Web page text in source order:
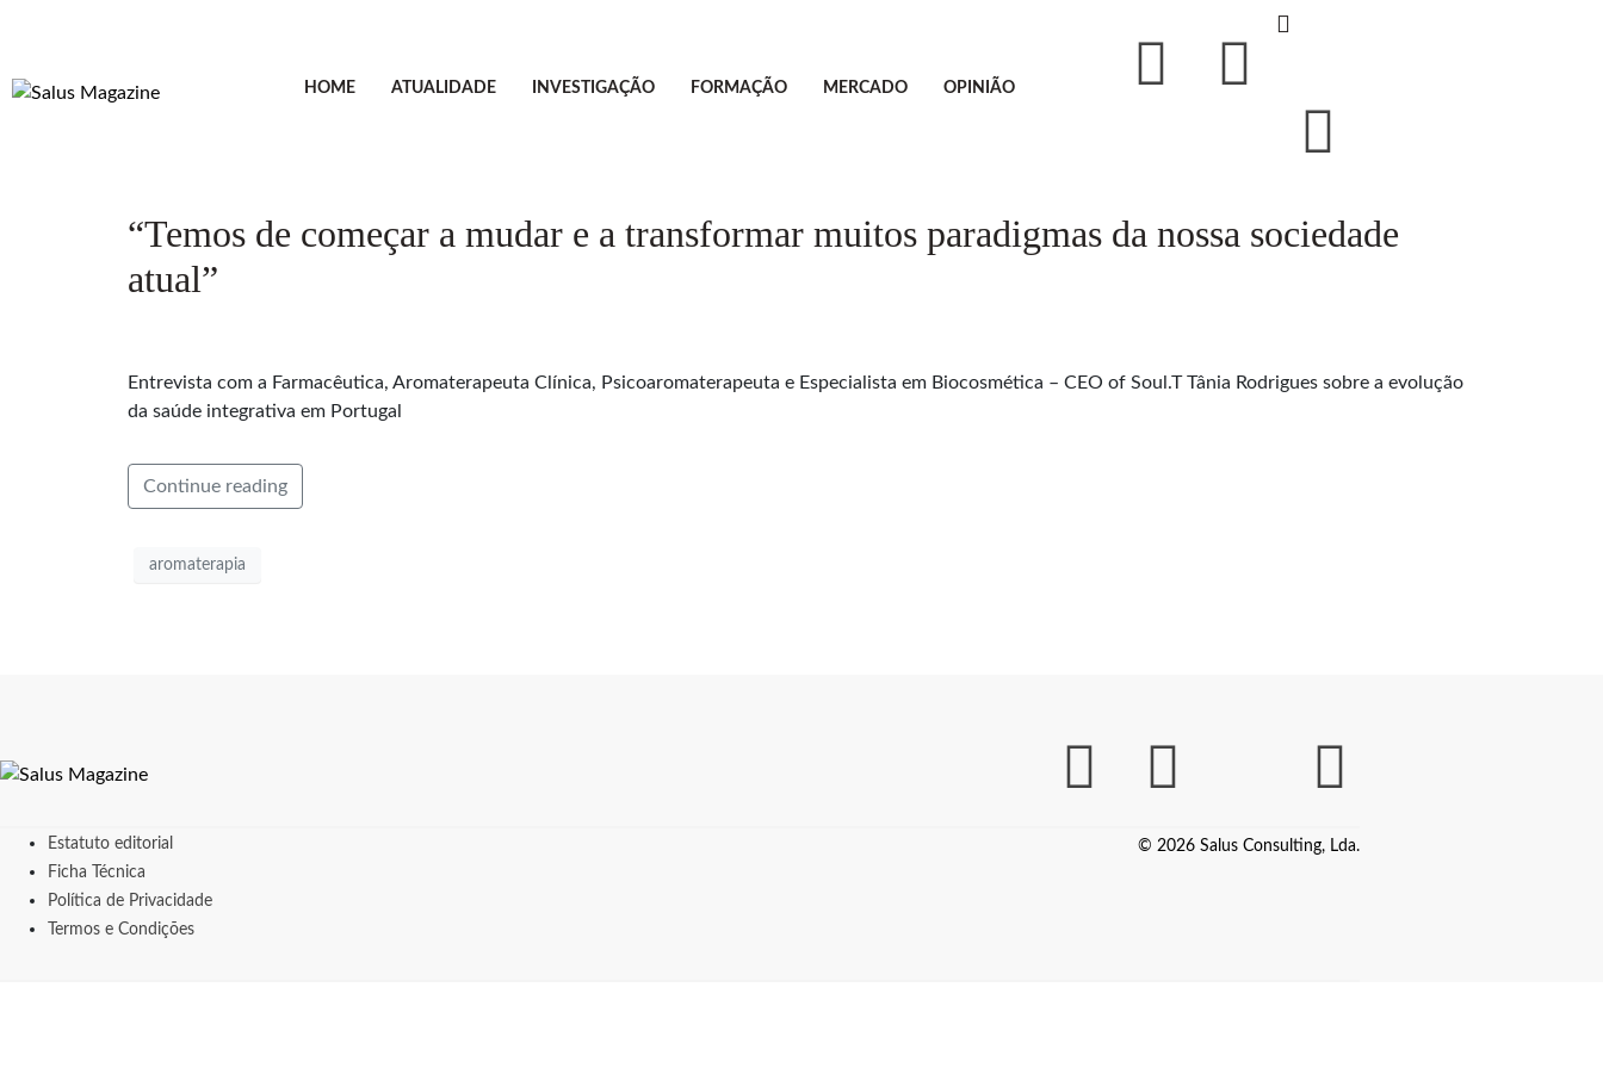
HOME ATUALIDADE INVESTIGAÇÃO FORMAÇÃO MERCADO OPINIÃO
“Temos de começar a mudar e a transformar muitos paradigmas da nossa sociedade
atual”
Entrevista com a Farmacêutica, Aromaterapeuta Clínica, Psicoaromaterapeuta e Especialista em Biocosmética – CEO of Soul.T Tânia Rodrigues sobre a evolução
da saúde integrativa em Portugal
Continue reading
aromaterapia
Estatuto editorial
Ficha Técnica
Política de Privacidade
Termos e Condições
© 2026 Salus Consulting, Lda.